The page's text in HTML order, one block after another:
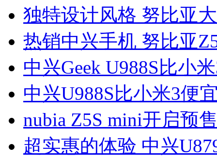
独特设计风格 努比亚
热销中兴手机 努比亚
中兴Geek U988S比小
中兴U988S比小米3便
nubia Z5S mini开启预
超实惠的体验 中兴